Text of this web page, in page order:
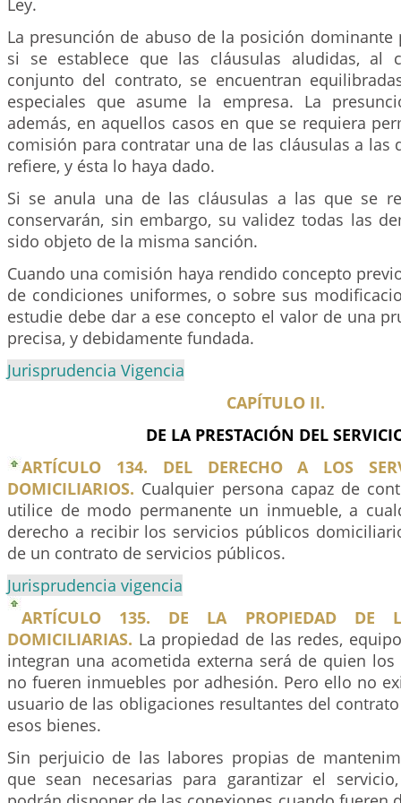
Ley.
La presunción de abuso de la posición dominante
si se establece que las cláusulas aludidas, al
conjunto del contrato, se encuentran
especiales que asume la empresa. La
además, en aquellos casos en que se requiera
comisión para contratar una de las cláusulas a las
refiere, y ésta lo haya dado.
Si se anula una de las cláusulas a las que se
conservarán, sin embargo, su validez todas las
sido objeto de la misma sanción.
Cuando una comisión haya rendido concepto
de condiciones uniformes, o sobre sus
estudie debe dar a ese concepto el valor de una
precisa, y debidamente fundada.
Jurisprudencia Vigencia
CAPÍTULO II.
DE LA PRESTACIÓN DEL
ARTÍCULO 134. DEL DERECHO A LOS
DOMICILIARIOS. Cualquier persona capaz de
utilice de modo permanente un inmueble, a
derecho a recibir los servicios públicos
de un contrato de servicios públicos.
Jurisprudencia vigencia
ARTÍCULO 135. DE LA PROPIEDAD DE
DOMICILIARIAS. La propiedad de las redes,
integran una acometida externa será de quien
no fueren inmuebles por adhesión. Pero ello no
usuario de las obligaciones resultantes del
esos bienes.
Sin perjuicio de las labores propias de
que sean necesarias para garantizar el